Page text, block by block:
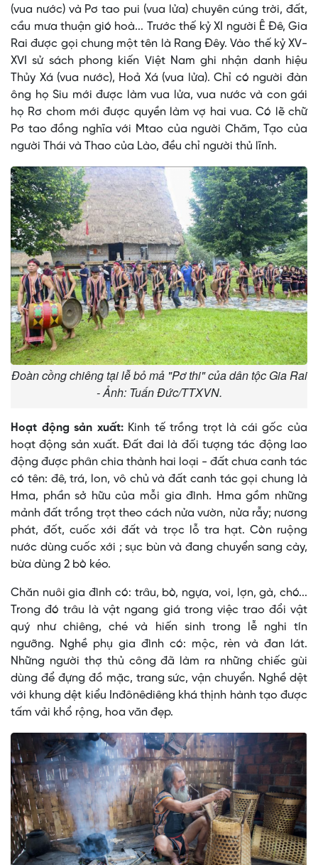
(vua nước) và Pơ tao pui (vua lửa) chuyên cúng trời, đất,
cầu mưa thuận gió hoà... Trước thế kỷ XI người Ê Ðê, Gia
Rai được gọi chung một tên là Rang Ðêy. Vào thế kỷ XV-
XVI sử sách phong kiến Việt Nam ghi nhận danh hiệu
Thủy Xá (vua nước), Hoả Xá (vua lửa). Chỉ có người đàn
ông họ Siu mới được làm vua lửa, vua nước và con gái
họ Rơ chom mới được quyền làm vợ hai vua. Có lẽ chữ
Pơ tao đồng nghĩa với Mtao của người Chăm, Tạo của
người Thái và Thao của Lào, đều chỉ người thủ lĩnh.
Đoàn cồng chiêng tại lễ bỏ mả "Pơ thi" của dân tộc Gia Rai
- Ảnh: Tuấn Đức/TTXVN.
Hoạt động sản xuất: Kinh tế trồng trọt là cái gốc của
hoạt động sản xuất. Ðất đai là đối tượng tác động lao
động được phân chia thành hai loại - đất chưa canh tác
có tên: đê, trá, lon, vô chủ và đất canh tác gọi chung là
Hma, phần sở hữu của mỗi gia đình. Hma gồm những
mảnh đất trồng trọt theo cách nửa vườn, nửa rẫy; nương
phát, đốt, cuốc xới đất và trọc lỗ tra hạt. Còn ruộng
nước dùng cuốc xới ; sục bùn và đang chuyển sang cày,
bừa dùng 2 bò kéo.
Chăn nuôi gia đình có: trâu, bò, ngựa, voi, lợn, gà, chó...
Trong đó trâu là vật ngang giá trong việc trao đổi vật
quý như chiêng, ché và hiến sinh trong lễ nghi tín
ngưỡng. Nghề phụ gia đình có: mộc, rèn và đan lát.
Những người thợ thủ công đã làm ra những chiếc gùi
dùng để đựng đồ mặc, trang sức, vận chuyển. Nghề dệt
với khung dệt kiểu Inđônêdiêng khá thịnh hành tạo được
tấm vải khổ rộng, hoa văn đẹp.